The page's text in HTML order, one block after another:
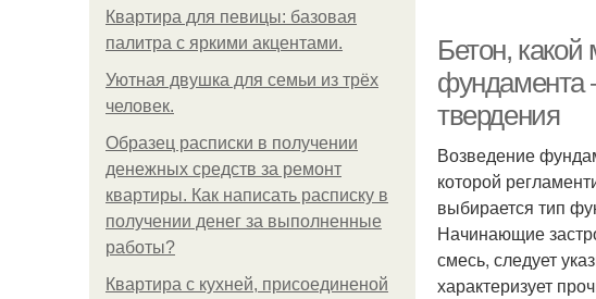
Квартира для певицы: базовая
палитра с яркими акцентами.
Уютная двушка для семьи из трёх
человек.
Образец расписки в получении
денежных средств за ремонт
квартиры. Как написать расписку в
получении денег за выполненные
работы?
Квартира с кухней, присоединеной
Бетон,
фундамента
твердения
Возведение
которой
выбирается тип
Начинающие
смесь, следует
характеризует